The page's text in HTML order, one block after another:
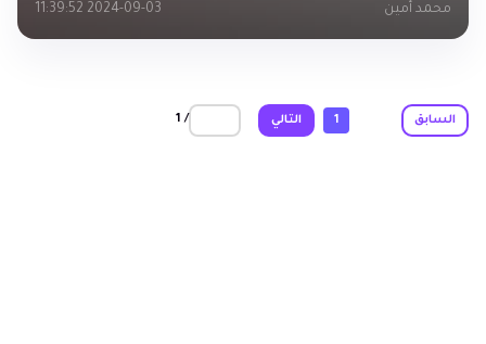
محمد أمين 2024-09-03 11:39:52
السابق 1 التالي / 1